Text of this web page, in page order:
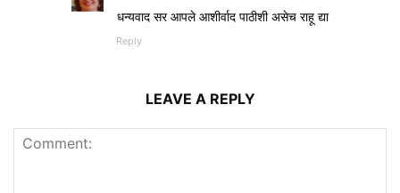
धन्यवाद सर आपले आशीर्वाद पाठीशी असेच राहू द्या
Reply
LEAVE A REPLY